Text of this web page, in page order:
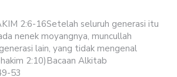
2:6-16Setelah seluruh generasi itu
nenek moyangnya, muncullah
lain, yang tidak mengenal
2:10)Bacaan Alkitab
53